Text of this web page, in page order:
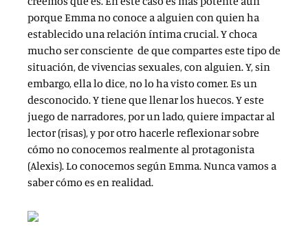
porque Emma no conoce a alguien con quien ha
establecido una relación íntima crucial. Y choca
mucho ser consciente de que compartes este tipo de
situación, de vivencias sexuales, con alguien. Y, sin
embargo, ella lo dice, no lo ha visto comer. Es un
desconocido. Y tiene que llenar los huecos. Y este
juego de narradores, por un lado, quiere impactar al
lector (risas), y por otro hacerle reflexionar sobre
cómo no conocemos realmente al protagonista
(Alexis). Lo conocemos según Emma. Nunca vamos a
saber cómo es en realidad.